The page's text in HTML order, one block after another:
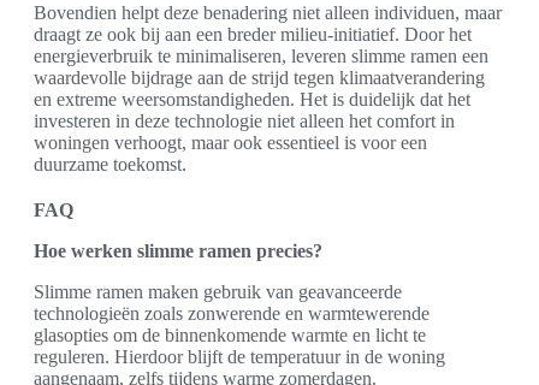
Bovendien helpt deze benadering niet alleen individuen, maar
draagt ze ook bij aan een breder milieu-initiatief. Door het
energieverbruik te minimaliseren, leveren slimme ramen een
waardevolle bijdrage aan de strijd tegen klimaatverandering
en extreme weersomstandigheden. Het is duidelijk dat het
investeren in deze technologie niet alleen het comfort in
woningen verhoogt, maar ook essentieel is voor een
duurzame toekomst.
FAQ
Hoe werken slimme ramen precies?
Slimme ramen maken gebruik van geavanceerde
technologieën zoals zonwerende en warmtewerende
glasopties om de binnenkomende warmte en licht te
reguleren. Hierdoor blijft de temperatuur in de woning
aangenaam, zelfs tijdens warme zomerdagen.